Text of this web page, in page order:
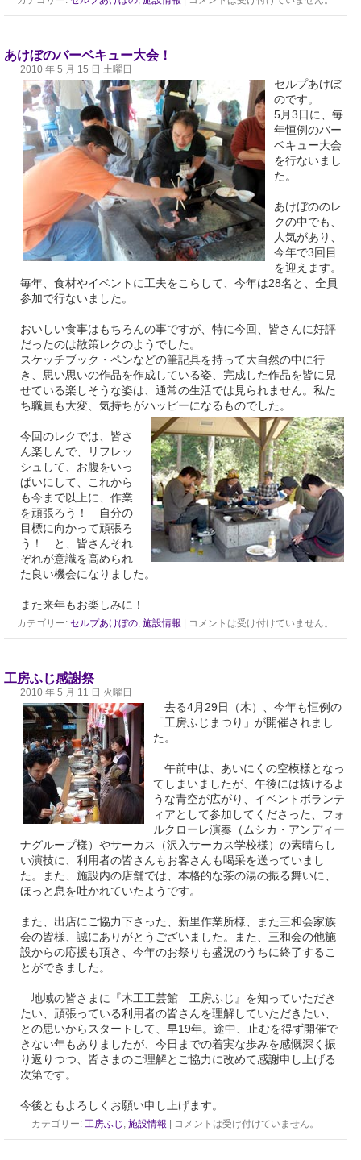
あけぼのバーベキュー大会！
2010 年 5 月 15 日 土曜日
セルプあけぼ
のです。
5月3日に、毎
年恒例のバー
ベキュー大会
を行ないまし
た。
あけぼののレ
クの中でも、
人気があり、
今年で3回目
を迎えます。
毎年、食材やイベントに工夫をこらして、今年は28名と、全員
参加で行ないました。
おいしい食事はもちろんの事ですが、特に今回、皆さんに好評
だったのは散策レクのようでした。
スケッチブック・ペンなどの筆記具を持って大自然の中に行
き、思い思いの作品を作成している姿、完成した作品を皆に見
せている楽しそうな姿は、通常の生活では見られません。私た
ち職員も大変、気持ちがハッピーになるものでした。
今回のレクでは、皆さ
ん楽しんで、リフレッ
シュして、お腹をいっ
ぱいにして、これから
も今まで以上に、作業
を頑張ろう！ 自分の
目標に向かって頑張ろ
う！ と、皆さんそれ
ぞれが意識を高められ
た良い機会になりました。
また来年もお楽しみに！
カテゴリー:セルプあけぼの,施設情報 コメントは受け付けていません。
工房ふじ感謝祭
2010 年 5 月 11 日 火曜日
去る4月29日（木）、今年も恒例の
「工房ふじまつり」が開催されまし
た。
午前中は、あいにくの空模様となっ
てしまいましたが、午後には抜けるよ
うな青空が広がり、イベントボランテ
ィアとして参加してくださった、フォ
ルクローレ演奏（ムシカ・アンディー
ナグループ様）やサーカス（沢入サーカス学校様）の素晴らし
い演技に、利用者の皆さんもお客さんも喝采を送っていまし
た。また、施設内の店舗では、本格的な茶の湯の振る舞いに、
ほっと息を吐かれていたようです。
また、出店にご協力下さった、新里作業所様、また三和会家族
会の皆様、誠にありがとうございました。また、三和会の他施
設からの応援も頂き、今年のお祭りも盛況のうちに終了するこ
とができました。
地域の皆さまに『木工工芸館 工房ふじ』を知っていただき
たい、頑張っている利用者の皆さんを理解していただきたい、
との思いからスタートして、早19年。途中、止むを得ず開催で
きない年もありましたが、今日までの着実な歩みを感慨深く振
り返りつつ、皆さまのご理解とご協力に改めて感謝申し上げる
次第です。
今後ともよろしくお願い申し上げます。
カテゴリー:工房ふじ ,施設情報 コメントは受け付けていません。